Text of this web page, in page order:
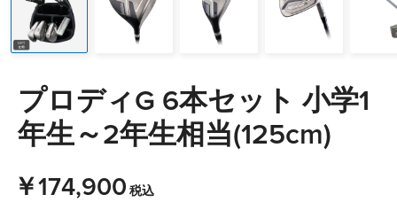
プロディG 6本セット 小学1
年生～2年生相当(125cm)
￥174,900 税込